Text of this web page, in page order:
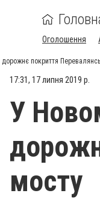
Оголошення
покриття
17:31, 17 липня 2019 р.
У
мосту